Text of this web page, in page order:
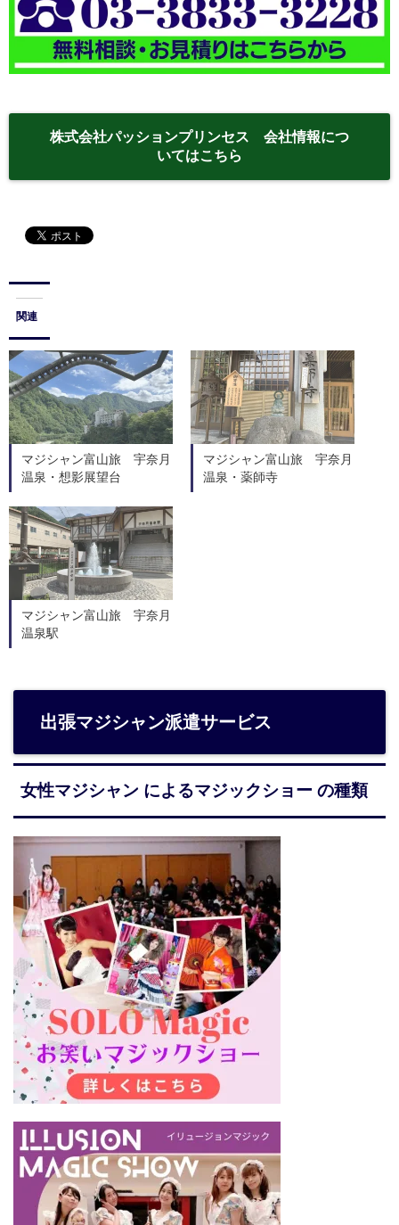
株式会社パッションプリンセス 会社情報につ
いてはこちら
関連
マジシャン富山旅 宇奈月
温泉・想影展望台
マジシャン富山旅 宇奈月
温泉・薬師寺
マジシャン富山旅 宇奈月
温泉駅
出張マジシャン派遣サービス
女性マジシャン によるマジックショー の種類